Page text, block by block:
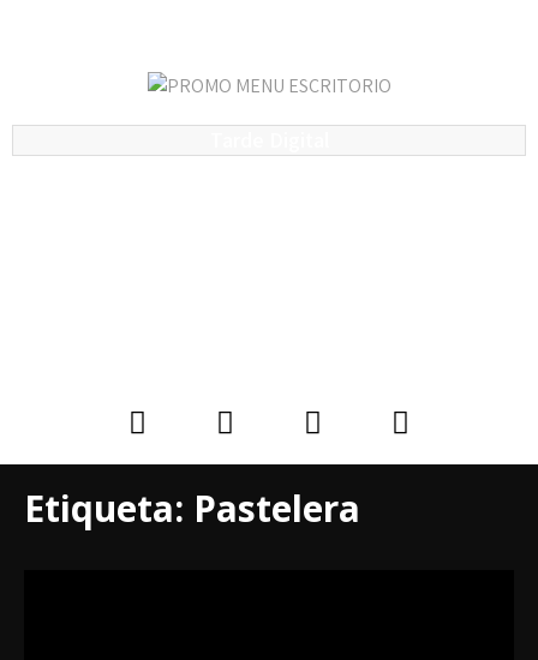
Etiqueta: Pastelera